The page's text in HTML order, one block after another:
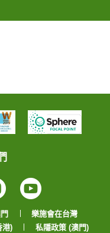
YouTube
樂施會在台灣
港) 私隱政策 (澳門)